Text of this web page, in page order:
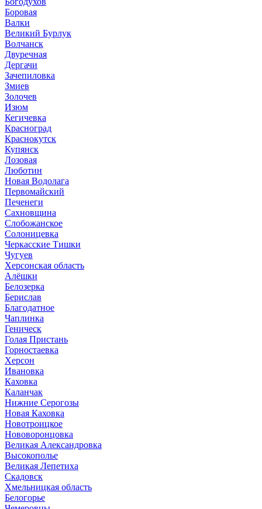
Боровая
Валки
Великий Бурлук
Волчанск
Двуречная
Дергачи
Зачепиловка
Змиев
Золочев
Изюм
Кегичевка
Красноград
Краснокутск
Купянск
Лозовая
Люботин
Новая Водолага
Первомайский
Печенеги
Сахновщина
Слобожанское
Солоницевка
Черкасские Тишки
Чугуев
Херсонская область
Алёшки
Белозерка
Берислав
Благодатное
Чаплинка
Геническ
Голая Пристань
Горностаевка
Херсон
Ивановка
Каховка
Каланчак
Нижние Серогозы
Новая Каховка
Новотроицкое
Нововоронцовка
Великая Александровка
Высокополье
Великая Лепетиха
Скадовск
Хмельницкая область
Белогорье